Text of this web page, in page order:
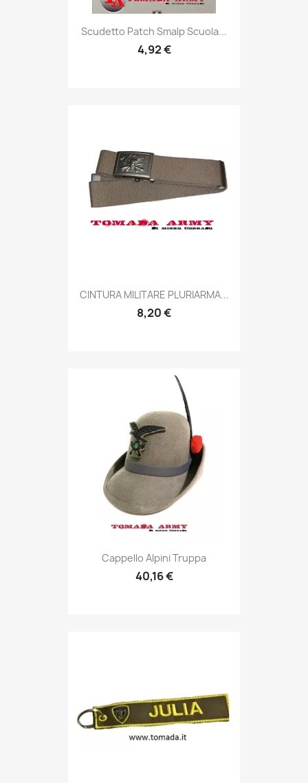
Anteprima
Scudetto Patch Smalp Scuola...
4,92 €
Anteprima
CINTURA MILITARE PLURIARMA...
8,20 €
Anteprima
Cappello Alpini Truppa
40,16 €